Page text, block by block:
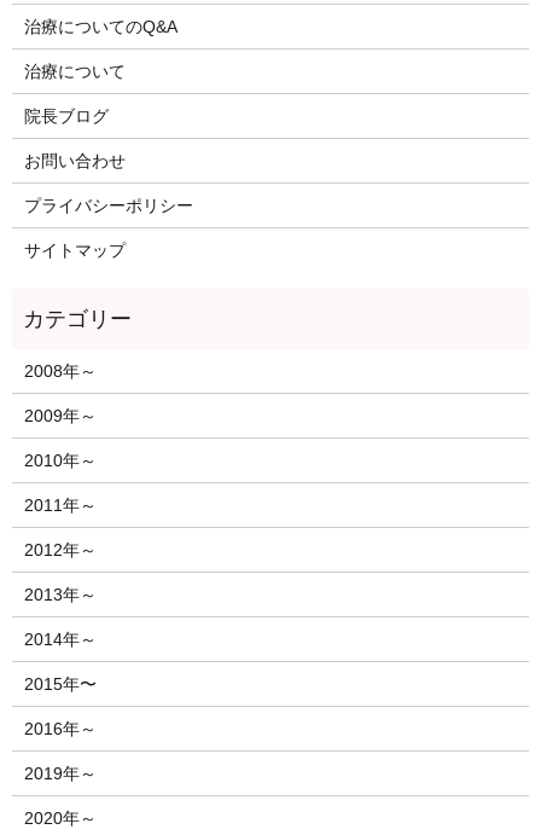
治療についてのQ&A
治療について
院長ブログ
お問い合わせ
プライバシーポリシー
サイトマップ
2008年～
2009年～
2010年～
2011年～
2012年～
2013年～
2014年～
2015年〜
2016年～
2019年～
2020年～